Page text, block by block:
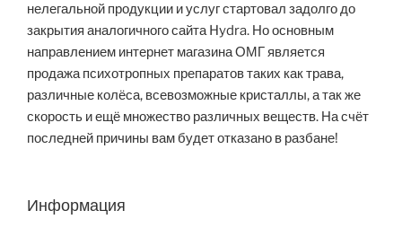
нелегальной продукции и услуг стартовал задолго до
закрытия аналогичного сайта Hydra. Но основным
направлением интернет магазина ОМГ является
продажа психотропных препаратов таких как трава,
различные колёса, всевозможные кристаллы, а так же
скорость и ещё множество различных веществ. На счёт
последней причины вам будет отказано в разбане!
Информация